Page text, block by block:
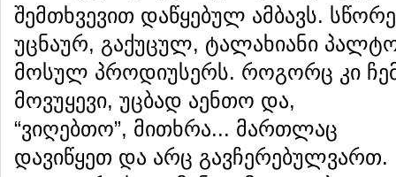
შემთხვევით დაწყებულ ამბავს.
უცნაურ, გაქუცულ, ტალახიანი
მოსულ პროდიუსერს. როგორც კი
მოვუყევი, უცბად აენთო და,
“ვიღებთო”, მითხრა... მართლაც
დავიწყეთ და არც გავჩერებულვართ.